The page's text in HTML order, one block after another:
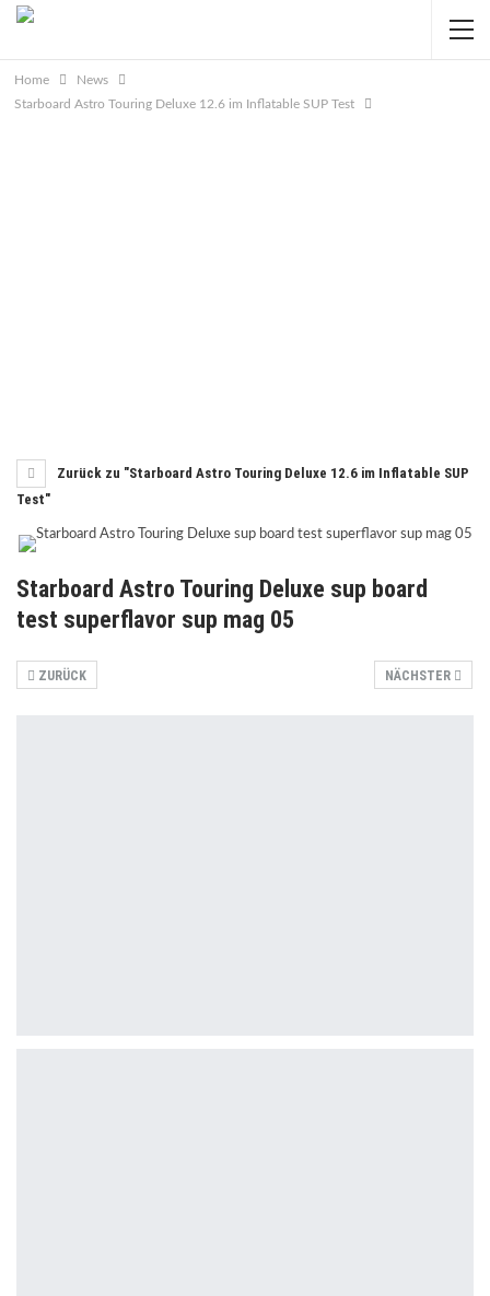
Home
News
Starboard Astro Touring Deluxe 12.6 im Inflatable SUP Test
Zurück zu "Starboard Astro Touring Deluxe 12.6 im Inflatable SUP
Test"
Starboard Astro Touring Deluxe sup board
test superflavor sup mag 05
NÄCHSTER
ZURÜCK